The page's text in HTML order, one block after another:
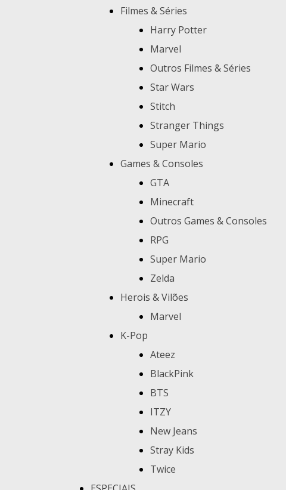
Filmes & Séries
Harry Potter
Marvel
Outros Filmes & Séries
Star Wars
Stitch
Stranger Things
Super Mario
Games & Consoles
GTA
Minecraft
Outros Games & Consoles
RPG
Super Mario
Zelda
Herois & Vilões
Marvel
K-Pop
Ateez
BlackPink
BTS
ITZY
New Jeans
Stray Kids
Twice